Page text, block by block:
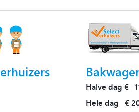
Halve dag €
Hele dag €